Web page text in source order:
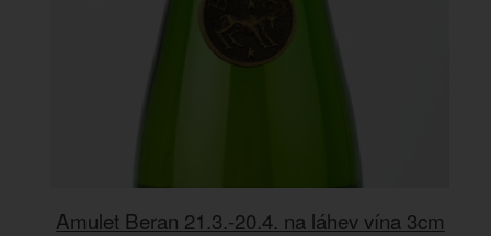
Amulet Beran 21.3.-20.4. na láhev vína 3cm